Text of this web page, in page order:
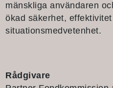
mänskliga användaren
ökad säkerhet, effektivitet
situationsmedvetenhet.
Rådgivare